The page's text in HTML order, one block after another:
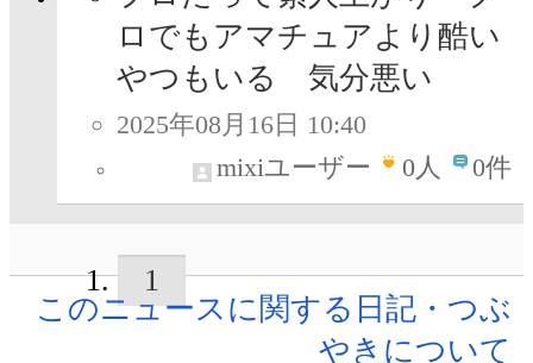
ロでもアマチュアより酷い
やつもいる 気分悪い
2025年08月16日 10:40
mixiユーザー
0人 0件
1
このニュースに関する日記・つぶ
やきについて